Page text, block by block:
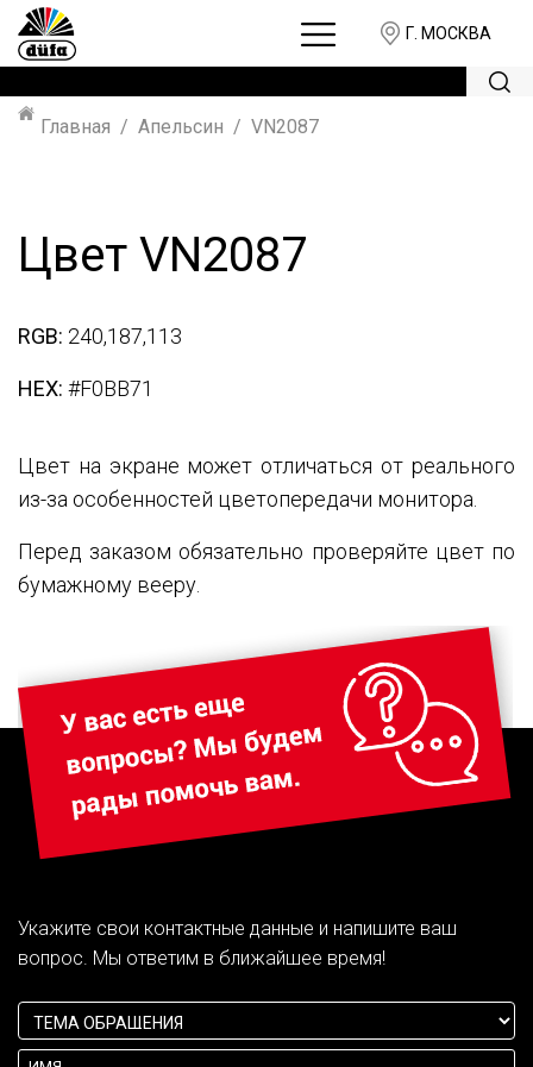
Г. МОСКВА
Главная Апельсин VN2087
Цвет VN2087
RGB: 240,187,113
HEX: #F0BB71
Цвет на экране может отличаться от реального
из-за особенностей цветопередачи монитора.
Перед заказом обязательно проверяйте цвет по
бумажному вееру.
Укажите свои контактные данные и напишите ваш
вопрос. Мы ответим в ближайшее время!